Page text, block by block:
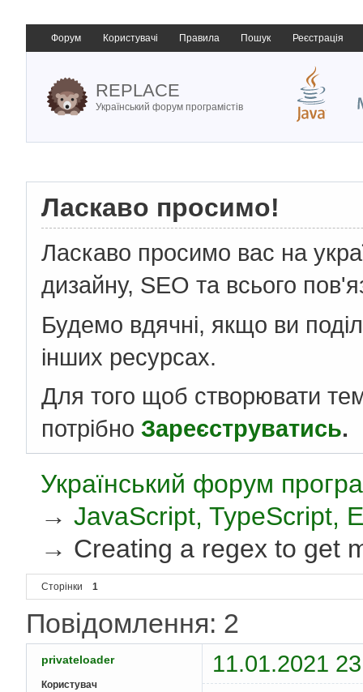
Форум Користувачі Правила Пошук Реєстрація
REPLACE
Український форум програмістів
Ласкаво просимо!
Ласкаво просимо вас на
дизайну, SEO та всього
Будемо вдячні, якщо ви
інших ресурсах.
Для того щоб створювати
потрібно Зареєструватись.
Український форум
→JavaScript, TypeScript,
→ Creating a regex to get
Сторінки 1
Повідомлення: 2
privateloader 11.01.2021
Користувач